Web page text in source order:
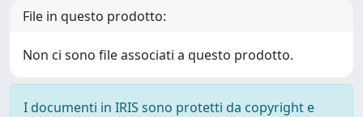
File in questo prodotto:
Non ci sono file associati a questo prodotto.
I documenti in IRIS sono protetti da copyright e